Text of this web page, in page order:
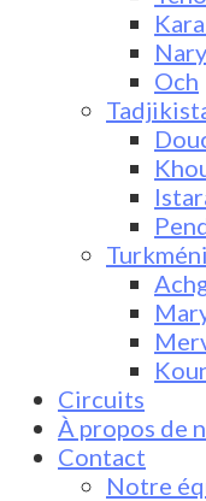
Och
Circuits
À propos de
Contact
Notre